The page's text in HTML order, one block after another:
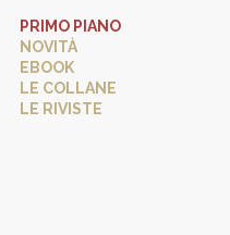
PRIMO PIANO
NOVITÀ
EBOOK
LE COLLANE
LE RIVISTE